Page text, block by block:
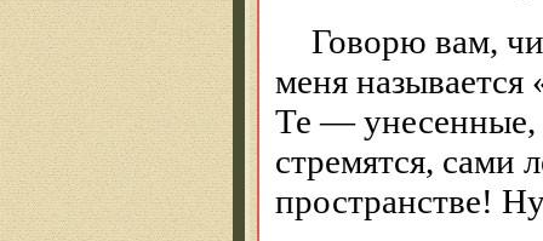
Говорю вам,
меня называется
Те — унесенные,
стремятся, сами
пространстве!